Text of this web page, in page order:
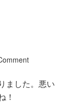
ました。悪い
！